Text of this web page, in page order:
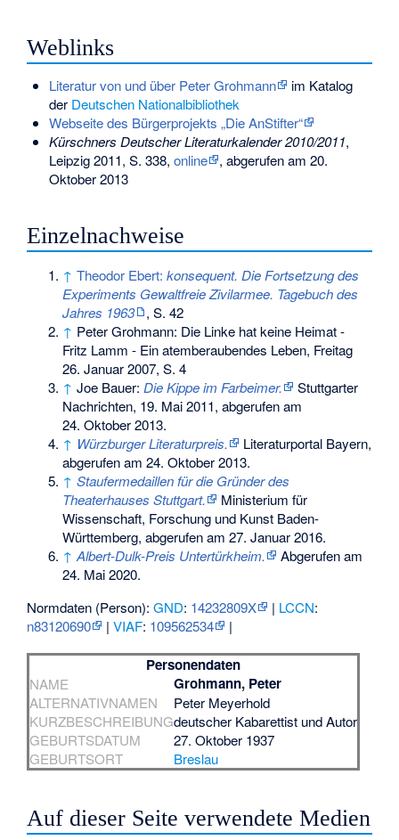
Weblinks
Literatur von und über Peter Grohmann
im Katalog
der Deutschen Nationalbibliothek
Webseite des Bürgerprojekts „Die AnStifter“
Kürschners Deutscher Literaturkalender 2010/2011,
Leipzig 2011, S. 338, online
, abgerufen am 20.
Oktober 2013
Einzelnachweise
↑ Theodor Ebert:konsequent. Die Fortsetzung des
Experiments Gewaltfreie Zivilarmee. Tagebuch des
Jahres 1963
, S. 42
↑ Peter Grohmann: Die Linke hat keine Heimat -
Fritz Lamm - Ein atemberaubendes Leben, Freitag
26. Januar 2007, S. 4
↑ Joe Bauer:Die Kippe im Farbeimer.
Stuttgarter
Nachrichten, 19. Mai 2011, abgerufen am
24. Oktober 2013.
↑ Würzburger Literaturpreis.
Literaturportal Bayern,
abgerufen am 24. Oktober 2013.
↑ Staufermedaillen für die Gründer des
Theaterhauses Stuttgart.
Ministerium für
Wissenschaft, Forschung und Kunst Baden-
Württemberg, abgerufen am 27. Januar 2016.
↑ Albert-Dulk-Preis Untertürkheim.
Abgerufen am
24. Mai 2020.
Normdaten (Person):GND: 14232809X | LCCN:
n83120690
|VIAF: 109562534 |
Personendaten
NAME Grohmann, Peter
ALTERNATIVNAMEN
Peter Meyerhold
KURZBESCHREIBUNGdeutscher Kabarettist und Autor
GEBURTSDATUM
27. Oktober 1937
GEBURTSORT
Breslau
Auf dieser Seite verwendete Medien